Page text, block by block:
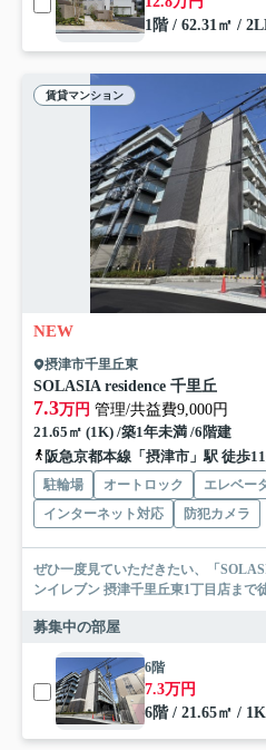
1階 / 62.31㎡ /
賃貸マンション
NEW
摂津市千里丘東
SOLASIA residence 千里丘
7.3万円 管理/共益費9,000円
21.65㎡ (1K) /築1年未満 /6階建
阪急京都本線「摂津市」駅 徒歩
駐輪場 オートロック エレベー
インターネット対応
防犯カメラ
ぜひ一度見ていただきたい、「
ンイレブン 摂津千里丘東1丁目店まで
募集中の部屋
6階
7.3万円
6階 / 21.65㎡ / 1K